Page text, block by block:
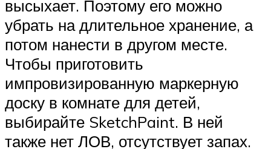
высыхает. Поэтому его можно
убрать на длительное хранение, а
потом нанести в другом месте.
Чтобы приготовить
импровизированную маркерную
доску в комнате для детей,
выбирайте SketchPaint. В ней
также нет ЛОВ, отсутствует запах.